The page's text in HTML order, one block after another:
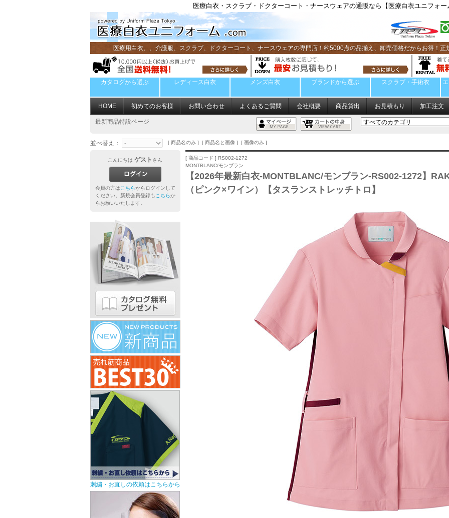
医療白衣・スクラブ・ドクターコート・ナースウェアの通販なら【医療白衣ユニフォー
医療用白衣、、介護服、スクラブ、ドクターコート、ナースウェアの専門店！約5000点の品揃え、卸売価格だからお得！
カタログから選ぶ レディース白衣 メンズ白衣 ブランドから選ぶ スクラブ・手術衣
HOME 初めてのお客様 お問い合わせ よくあるご質問 会社概要 商品貸出 お見積もり 加工注文
最新商品特設ページ
並べ替え： [ 商品名のみ ] [ 商品名と画像 ] [ 画像のみ ]
[ 商品コード ] RS002-1272
MONTBLANC/モンブラン
【2026年最新白衣-MONTBLANC/モンブラン-RS002-1272】
（ピンク×ワイン）【タスランストレッチトロ】
こんにちは ゲスト さん
会員の方はこちらからログインして
ください。新規会員登録もこちらか
らお願いいたします。
刺繍・お直しの依頼はこちらから